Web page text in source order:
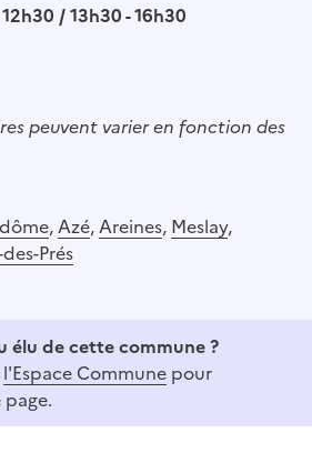
/ 13h30 - 16h30
peuvent varier en fonction des
,Azé,Areines, Meslay,
Prés
élu de cette commune ?
l'Espace Commune pour